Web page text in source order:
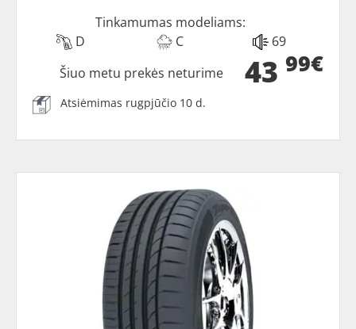
Tinkamumas modeliams:
D
C 69
43 99€
Šiuo metu prekės neturime
Atsiėmimas rugpjūčio 10 d.